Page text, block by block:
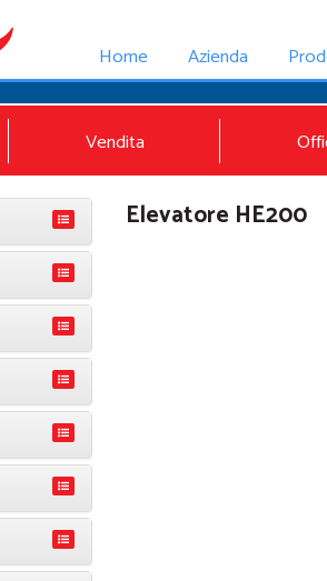
Home Azienda
Vendita
Elevatore HE200